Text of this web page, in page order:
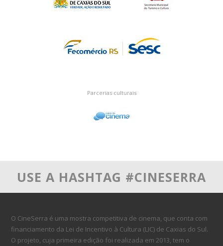
Parcerias culturais
USE A HASHTAG #CINESERRA
O CineSerra é uma mostra competitiva de cinema, que conta com
financiamento da Lei de Incentivo à Cultura (LIC) de Caxias do Sul.
O projeto, cuja primeira edição foi realizada em 2013, tem o